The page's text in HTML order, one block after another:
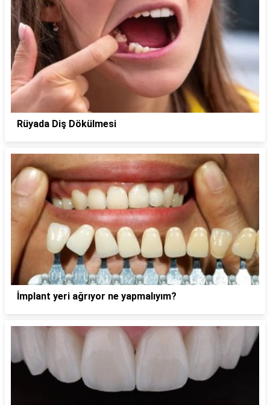
Rüyada Diş Dökülmesi
İmplant yeri ağrıyor ne yapmalıyım?